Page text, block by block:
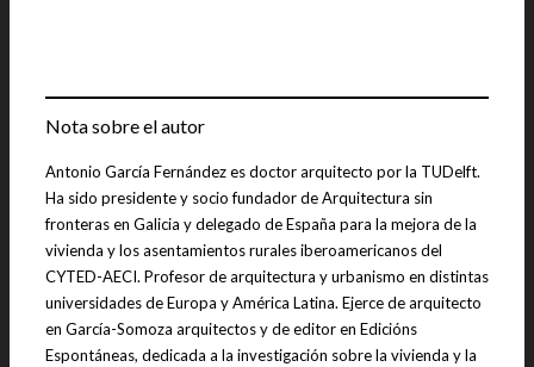
Nota sobre el autor
Antonio García Fernández es doctor arquitecto por la TUDelft.
Ha sido presidente y socio fundador de Arquitectura sin
fronteras en Galicia y delegado de España para la mejora de la
vivienda y los asentamientos rurales iberoamericanos del
CYTED-AECI. Profesor de arquitectura y urbanismo en distintas
universidades de Europa y América Latina. Ejerce de arquitecto
en García-Somoza arquitectos y de editor en Edicións
Espontáneas, dedicada a la investigación sobre la vivienda y la